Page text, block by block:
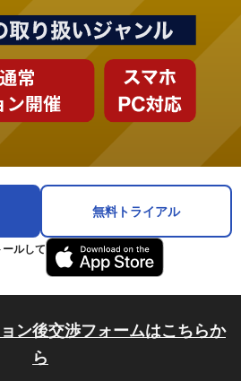
無料トライアル
ルして
ン後交渉フォームはこちらか
ら